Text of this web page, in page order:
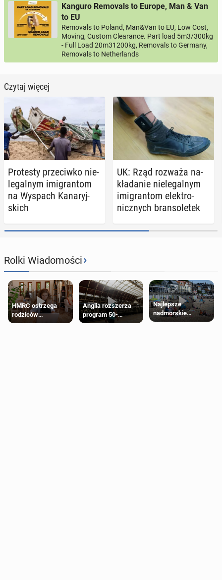
Kanguro Removals to Europe, Man & Van
to EU
Removals to Poland, Man&Van to EU, Low Cost,
Moving, Custom Clearance. Part load 5m3/300kg
- Full Load 20m31200kg, Removals to Germany,
Removals to Netherlands
Czytaj więcej
Pro­te­sty prze­ciw­ko nie­
le­gal­nym imi­gran­tom
na Wyspach Ka­na­ryj­
skich
UK: Rząd rozważa na­
kła­da­nie nie­le­gal­nym
imi­gran­tom elek­tro­
nicz­nych bran­so­le­tek
Rolki Wiadomości›
HMRC ostrzega
rodziców
pobierających Child
Anglia rozszerza
program 50-
procentowych
Najlepsze
nadmorskie
miasteczko blisko